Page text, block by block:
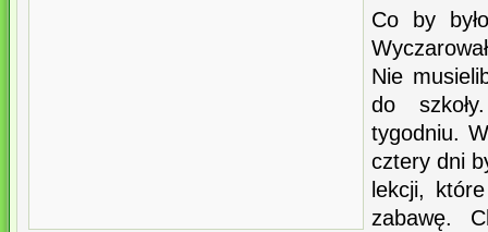
Co by
Nie
do
tygodniu.
cztery dni
lekcji,
zabawę.